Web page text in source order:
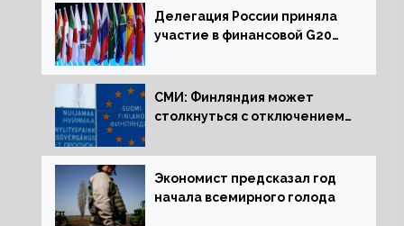
Делегация России приняла
участие в финансовой G20
СМИ: Финляндия может
столкнуться с отключением
Экономист предсказал год
начала всемирного голода